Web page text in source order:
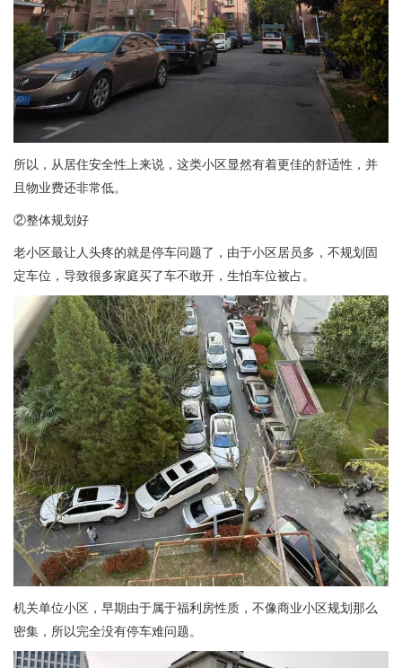
所以，从居住安全性上来说，这类小区显然有着更佳的舒适性，并
且物业费还非常低。
②整体规划好
老小区最让人头疼的就是停车问题了，由于小区居员多，不规划固
定车位，导致很多家庭买了车不敢开，生怕车位被占。
机关单位小区，早期由于属于福利房性质，不像商业小区规划那么
密集，所以完全没有停车难问题。